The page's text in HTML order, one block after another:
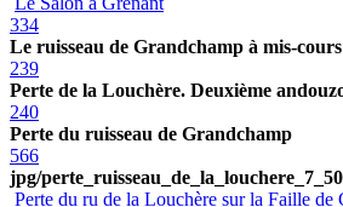
334
Le ruisseau de Grandchamp à mis-cours
239
Perte de la Louchère. Deuxième
240
Perte du ruisseau de Grandchamp
566
jpg/
Perte du ru de la Louchère sur la Faille de